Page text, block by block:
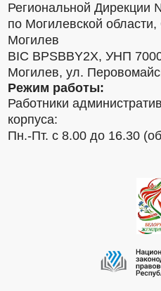
Региональной Дирекции
по Могилевской
Могилев
BIC BPSBBY2X, УНП
Могилев, ул.
Режим работы:
Работники
корпуса:
Пн.-Пт. с 8.00 до 16.30